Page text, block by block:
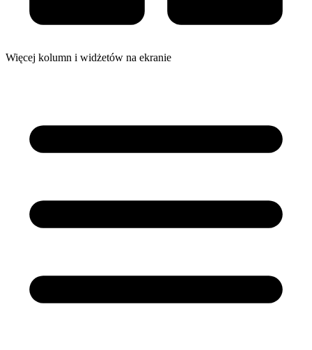
Więcej kolumn i widżetów na ekranie